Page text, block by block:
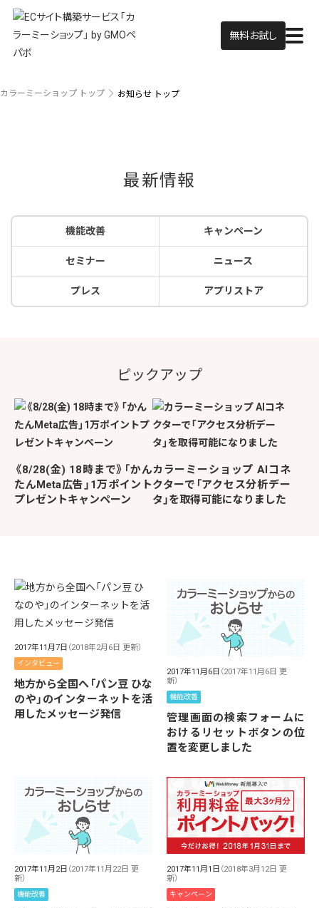
無料お試し
カラーミーショップ トップ お知らせ トップ
最新情報
機能改善 キャンペーン
セミナー ニュース
プレス アプリストア
ピックアップ
《8/28(金) 18時まで》「かん
たんMeta広告」1万ポイント
プレゼントキャンペーン
カラーミーショップ AIコネ
クターで「アクセス分析デー
タ」を取得可能になりました
2017年11月7日 （2018年2月6日 更新）
インタビュー
地方から全国へ「パン豆 ひな
のや」のインターネットを活
用したメッセージ発信
2017年11月6日 （2017年11月6日 更
新）
機能改善
管理画面の検索フォームに
おけるリセットボタンの位
置を変更しました
2017年11月2日 （2017年11月22日 更
新）
機能改善
2017年11月1日 （2018年3月12日 更
新）
キャンペーン